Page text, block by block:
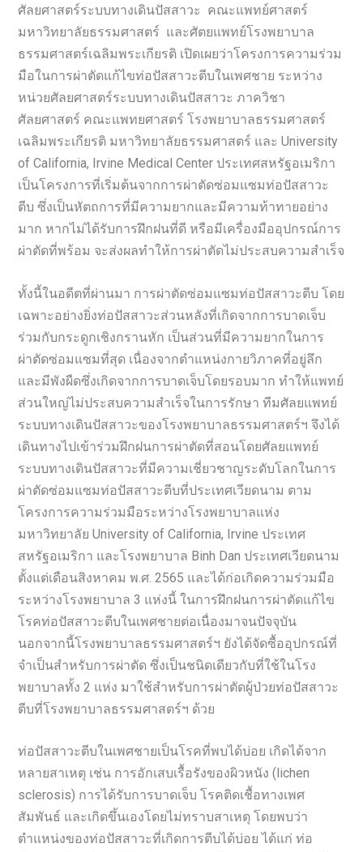
ศัลยศาสตร์ระบบทางเดินปัสสาวะ คณะแพทย์ศาสตร์
มหาวิทยาลัยธรรมศาสตร์ และศัตยแพทย์โรงพยาบาล
ธรรมศาสตร์เฉลิมพระเกียรติ เปิดเผยว่าโครงการความร่วม
มือในการผ่าตัดแก้ไขท่อปัสสาวะตีบในเพศชาย ระหว่าง
หน่วยศัลยศาสตร์ระบบทางเดินปัสสาวะ ภาควิชา
ศัลยศาสตร์ คณะแพทยศาสตร์ โรงพยาบาลธรรมศาสตร์
เฉลิมพระเกียรติ มหาวิทยาลัยธรรมศาสตร์ และ University
of California, Irvine Medical Center ประเทศสหรัฐอเมริกา
เป็นโครงการที่เริ่มต้นจากการผ่าตัดซ่อมแซมท่อปัสสาวะ
ตีบ ซึ่งเป็นหัตถการที่มีความยากและมีความท้าทายอย่าง
มาก หากไม่ได้รับการฝึกฝนที่ดี หรือมีเครื่องมืออุปกรณ์การ
ผ่าตัดที่พร้อม จะส่งผลทำให้การผ่าตัดไม่ประสบความสำเร็จ
ทั้งนี้ในอดีตที่ผ่านมา การผ่าตัดซ่อมแซมท่อปัสสาวะตีบ โดย
เฉพาะอย่างยิ่งท่อปัสสาวะส่วนหลังที่เกิดจากการบาดเจ็บ
ร่วมกับกระดูกเชิงกรานหัก เป็นส่วนที่มีความยากในการ
ผ่าตัดซ่อมแซมที่สุด เนื่องจากตำแหน่งกายวิภาคที่อยู่ลึก
และมีพังผืดซึ่งเกิดจากการบาดเจ็บโดยรอบมาก ทำให้แพทย์
ส่วนใหญ่ไม่ประสบความสำเร็จในการรักษา ทีมศัลยแพทย์
ระบบทางเดินปัสสาวะของโรงพยาบาลธรรมศาสตร์ฯ จึงได้
เดินทางไปเข้าร่วมฝึกฝนการผ่าตัดที่สอนโดยศัลยแพทย์
ระบบทางเดินปัสสาวะที่มีความเชี่ยวชาญระดับโลกในการ
ผ่าตัดซ่อมแซมท่อปัสสาวะตีบที่ประเทศเวียดนาม ตาม
โครงการความร่วมมือระหว่างโรงพยาบาลแห่ง
มหาวิทยาลัย University of California, Irvine ประเทศ
สหรัฐอเมริกา และโรงพยาบาล Binh Dan ประเทศเวียดนาม
ตั้งแต่เดือนสิงหาคม พ.ศ. 2565 และได้ก่อเกิดความร่วมมือ
ระหว่างโรงพยาบาล 3 แห่งนี้ ในการฝึกฝนการผ่าตัดแก้ไข
โรคท่อปัสสาวะตีบในเพศชายต่อเนื่องมาจนปัจจุบัน
นอกจากนี้โรงพยาบาลธรรมศาสตร์ฯ ยังได้จัดซื้ออุปกรณ์ที่
จำเป็นสำหรับการผ่าตัด ซึ่งเป็นชนิดเดียวกับที่ใช้ในโรง
พยาบาลทั้ง 2 แห่ง มาใช้สำหรับการผ่าตัดผู้ป่วยท่อปัสสาวะ
ตีบที่โรงพยาบาลธรรมศาสตร์ฯ ด้วย
ท่อปัสสาวะตีบในเพศชายเป็นโรคที่พบได้บ่อย เกิดได้จาก
หลายสาเหตุ เช่น การอักเสบเรื้อรังของผิวหนัง (lichen
sclerosis) การได้รับการบาดเจ็บ โรคติดเชื้อทางเพศ
สัมพันธ์ และเกิดขึ้นเองโดยไม่ทราบสาเหตุ โดยพบว่า
ตำแหน่งของท่อปัสสาวะที่เกิดการตีบได้บ่อย ได้แก่ ท่อ